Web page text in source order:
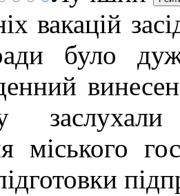
вакацій
було
міського